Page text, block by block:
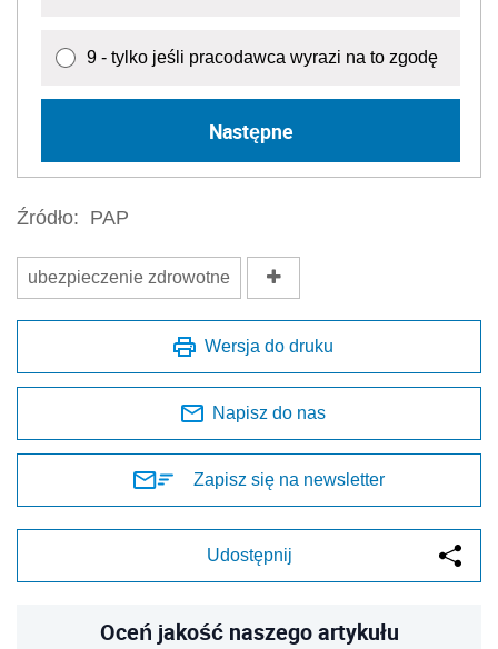
9 - tylko jeśli pracodawca wyrazi na to zgodę
Następne
Źródło: PAP
ubezpieczenie zdrowotne
Wersja do druku
Napisz do nas
Zapisz się na newsletter
Udostępnij
Oceń jakość naszego artykułu